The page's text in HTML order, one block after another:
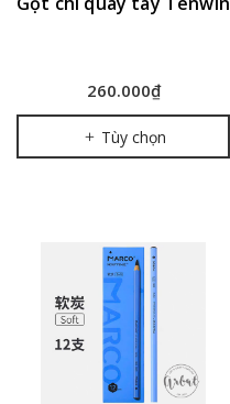
260.000₫
Tùy chọn